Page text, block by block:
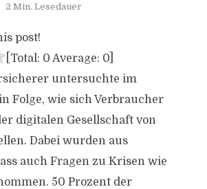
2 Min. Lesedauer
post!
[Total: 0 Average: 0]
untersuchte im
Folge, wie sich Verbraucher
digitalen Gesellschaft von
Dabei wurden aus
auch Fragen zu Krisen wie
50 Prozent der